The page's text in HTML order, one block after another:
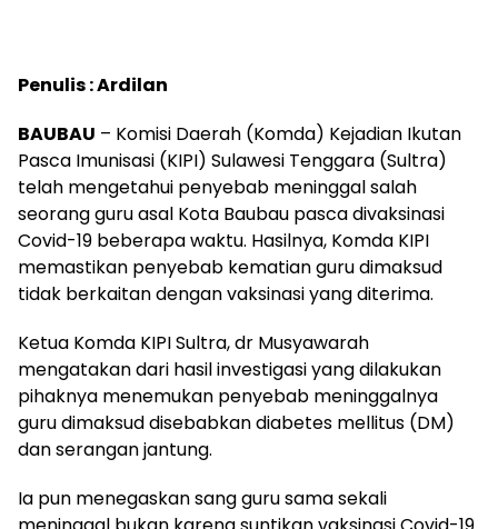
Penulis : Ardilan
BAUBAU – Komisi Daerah (Komda) Kejadian Ikutan
Pasca Imunisasi (KIPI) Sulawesi Tenggara (Sultra)
telah mengetahui penyebab meninggal salah
seorang guru asal Kota Baubau pasca divaksinasi
Covid-19 beberapa waktu. Hasilnya, Komda KIPI
memastikan penyebab kematian guru dimaksud
tidak berkaitan dengan vaksinasi yang diterima.
Ketua Komda KIPI Sultra, dr Musyawarah
mengatakan dari hasil investigasi yang dilakukan
pihaknya menemukan penyebab meninggalnya
guru dimaksud disebabkan diabetes mellitus (DM)
dan serangan jantung.
Ia pun menegaskan sang guru sama sekali